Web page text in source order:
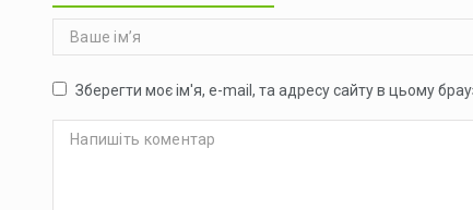
Зберегти моє ім'я, e-mail, та адресу сайту в цьому